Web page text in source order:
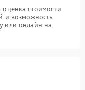
оценка стоимости
и возможность
или онлайн на